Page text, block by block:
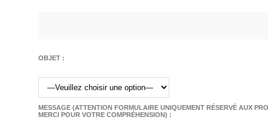
OBJET :
MESSAGE (ATTENTION FORMULAIRE UNIQUEMENT RÉSERVÉ AUX
MERCI POUR VOTRE COMPRÉHENSION) :